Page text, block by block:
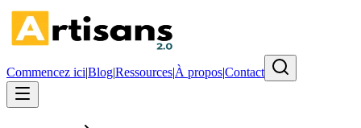
Commencez ici|Blog|Ressources|À propos|Contact